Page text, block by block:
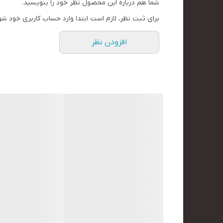
شما هم درباره این محصول نظر خود را بنویسید.
برای ثبت نظر، لازم است ابتدا وارد حساب کاربری خود
افزودن نظر